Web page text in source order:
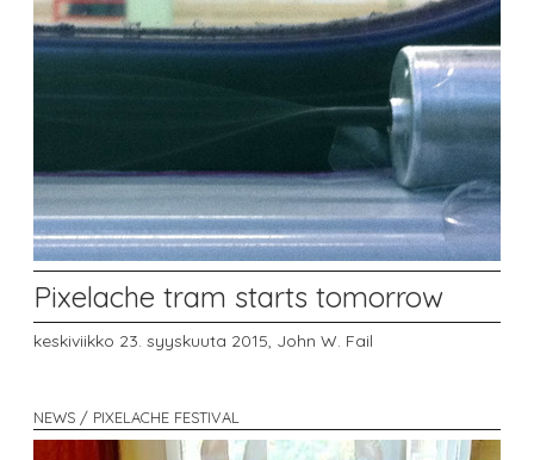
Pixelache tram starts tomorrow
keskiviikko 23. syyskuuta 2015, John W. Fail
NEWS / PIXELACHE FESTIVAL